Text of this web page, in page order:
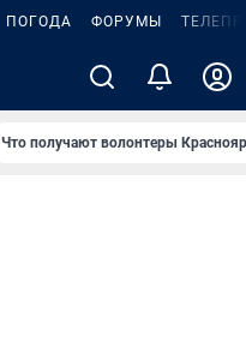
ПОГОДА ФОРУМЫ
Что получают волонтеры